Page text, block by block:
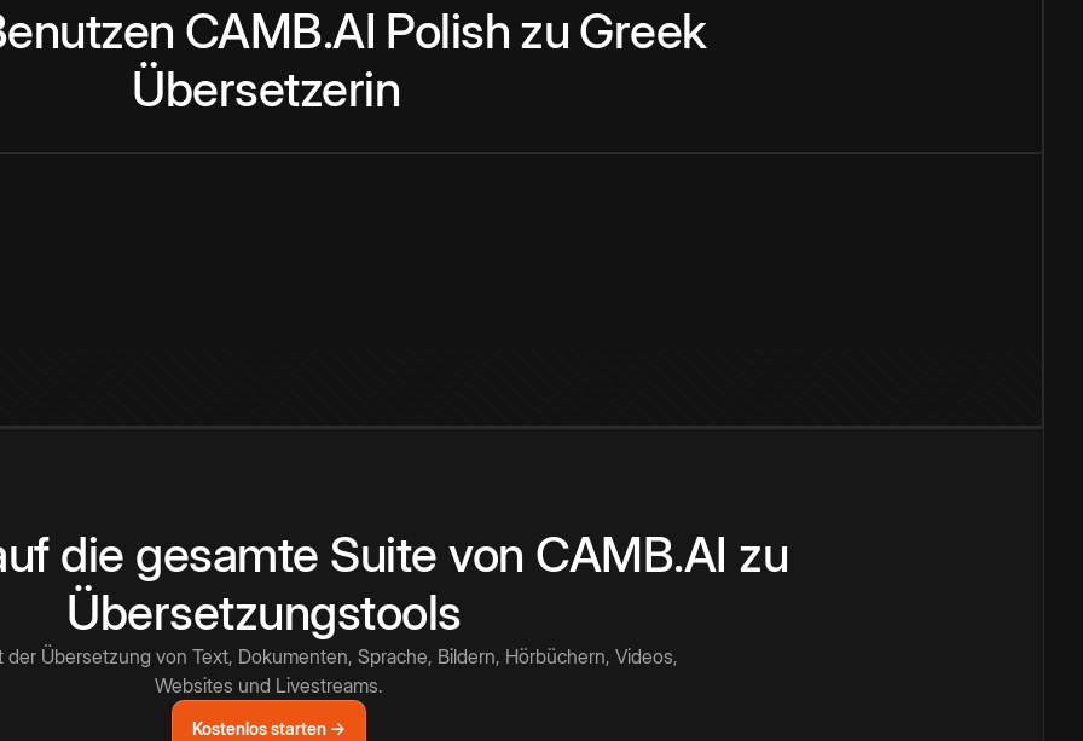
CAMB.AI Polish zu Greek
Übersetzerin
die gesamte Suite von CAMB.AI zu
Übersetzungstools
der Übersetzung von Text, Dokumenten, Sprache, Bildern, Hörbüchern, Videos,
Websites und Livestreams.
Kostenlos starten →